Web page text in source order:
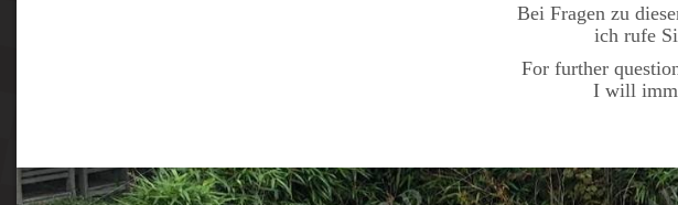
Bei Fragen zu
ich rufe
For further
I will